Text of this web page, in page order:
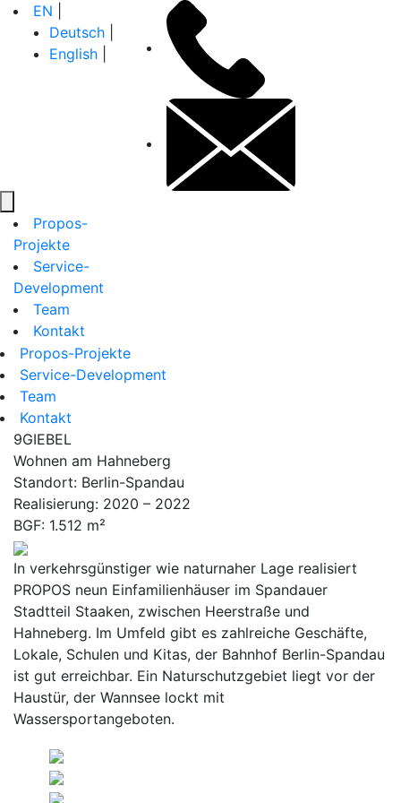
Zum
Inhalt
springen
EN
Deutsch
English
+49
30
26
71
14
contactinfo
Propos-
Projekte
Service-
Development
Team
Kontakt
Propos-Projekte
Service-Development
Team
Kontakt
9GIEBEL
Wohnen am Hahneberg
Standort: Berlin-Spandau
Realisierung: 2020 – 2022
BGF: 1.512 m²
In verkehrsgünstiger wie naturnaher Lage realisiert
PROPOS neun Einfamilienhäuser im Spandauer
Stadtteil Staaken, zwischen Heerstraße und
Hahneberg. Im Umfeld gibt es zahlreiche Geschäfte,
Lokale, Schulen und Kitas, der Bahnhof Berlin-Spandau
ist gut erreichbar. Ein Naturschutzgebiet liegt vor der
Haustür, der Wannsee lockt mit
Wassersportangeboten.